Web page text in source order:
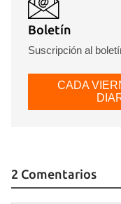
Boletín
Suscripción al
CADA
2 Comentarios